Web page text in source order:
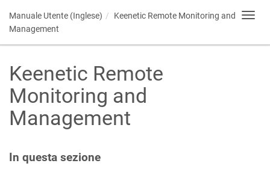
Manuale Utente (Inglese) Keenetic Remote Monitoring and
Management
Keenetic Remote
Monitoring and
Management
In questa sezione